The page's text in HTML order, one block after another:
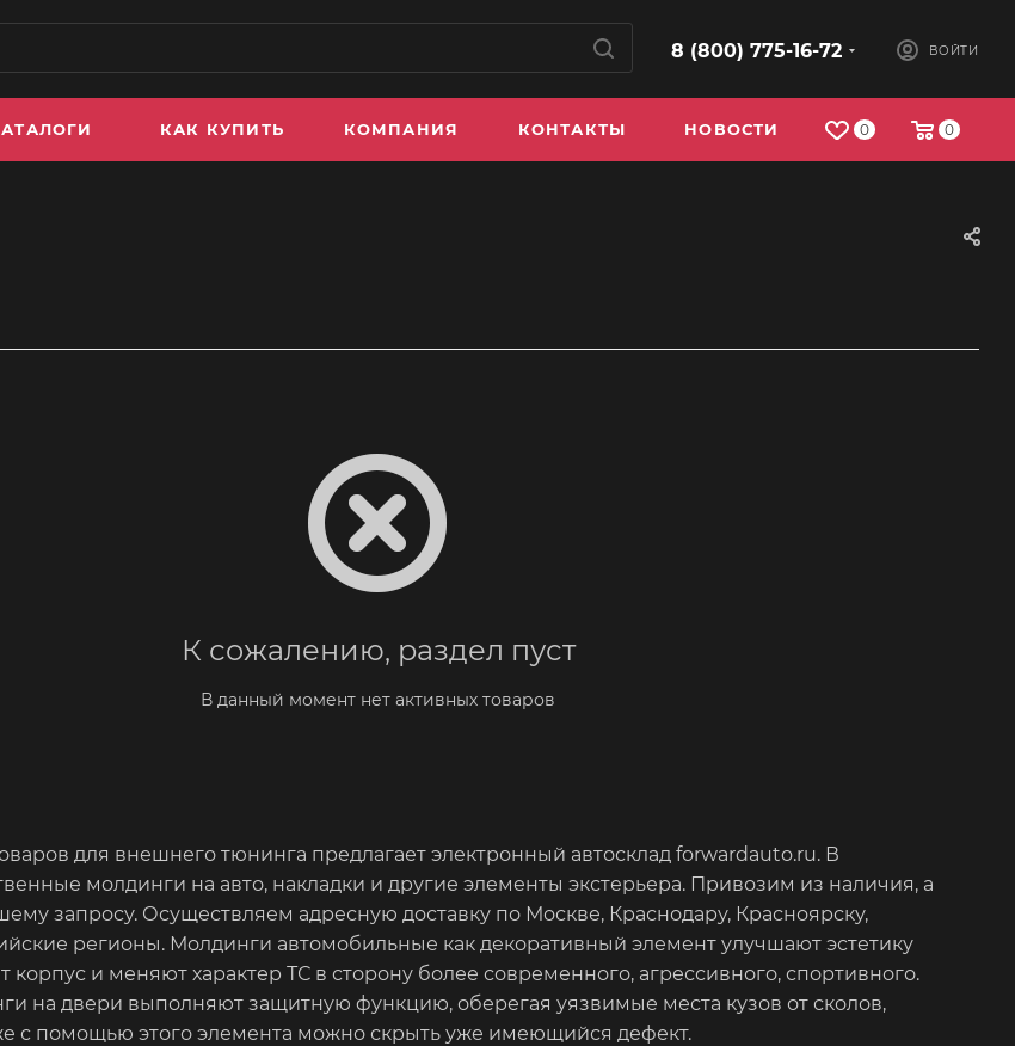
8 (800) 775-16-72 ВОЙТИ
0 0
КАК КУПИТЬ КОМПАНИЯ КОНТАКТЫ НОВОСТИ
К сожалению, раздел пуст
В данный момент нет активных товаров
для внешнего тюнинга предлагает электронный автосклад forwardauto.ru. В
молдинги на авто, накладки и другие элементы экстерьера. Привозим из наличия, а
запросу. Осуществляем адресную доставку по Москве, Краснодару, Красноярску,
регионы. Молдинги автомобильные как декоративный элемент улучшают эстетику
и меняют характер ТС в сторону более современного, агрессивного, спортивного.
на двери выполняют защитную функцию, оберегая уязвимые места кузов от сколов,
с помощью этого элемента можно скрыть уже имеющийся дефект.